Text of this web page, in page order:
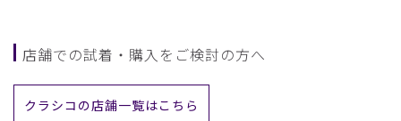
店舗での試着・購入をご検討の方へ
クラシコの店舗一覧はこちら